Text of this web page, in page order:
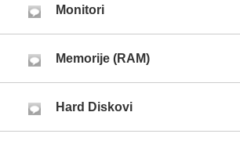
Monitori
Memorije (RAM)
Hard Diskovi